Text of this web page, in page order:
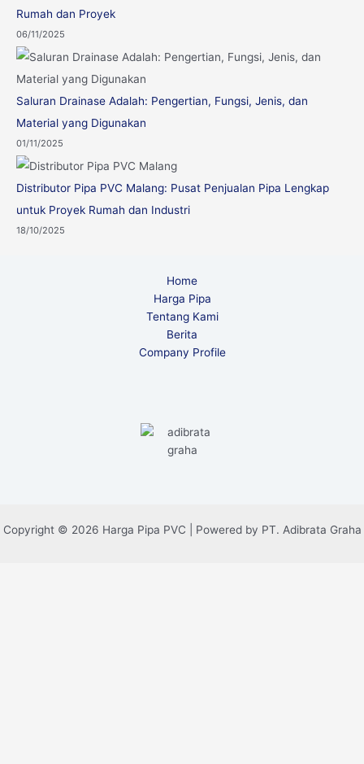
Rumah dan Proyek
06/11/2025
Saluran Drainase Adalah: Pengertian, Fungsi, Jenis, dan
Material yang Digunakan
01/11/2025
Distributor Pipa PVC Malang: Pusat Penjualan Pipa Lengkap
untuk Proyek Rumah dan Industri
18/10/2025
Home
Harga Pipa
Tentang Kami
Berita
Company Profile
Copyright © 2026 Harga Pipa PVC | Powered by PT. Adibrata Graha